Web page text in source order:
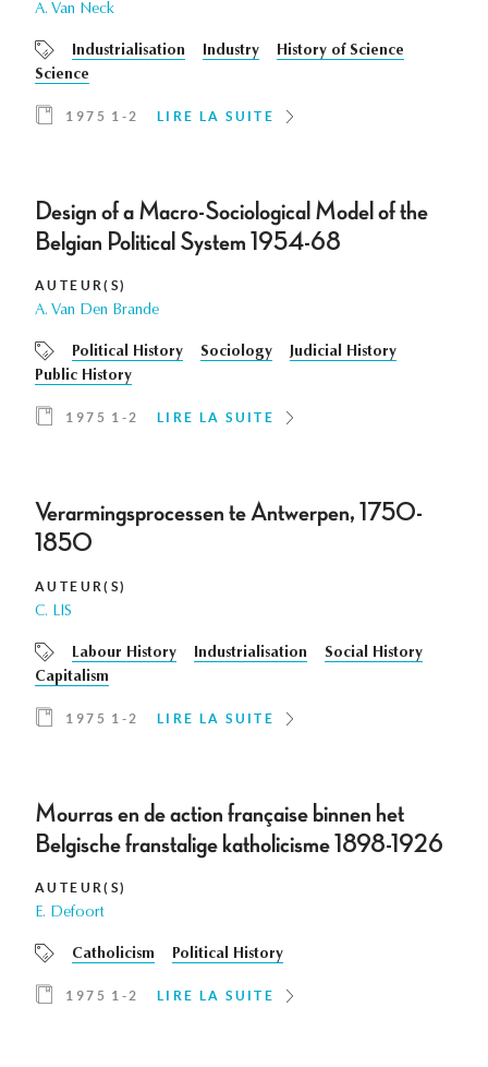
A. Van Neck
Industrialisation Industry
History of Science
Science
1975 1-2 LIRE LA SUITE
Design of a Macro-Sociological Model of the
Belgian Political System 1954-68
AUTEUR(S)
A. Van Den Brande
Political History Sociology
Judicial History
Public History
1975 1-2 LIRE LA SUITE
Verarmingsprocessen te Antwerpen, 1750-
1850
AUTEUR(S)
C. LIS
Labour History Industrialisation
Social History
Capitalism
1975 1-2 LIRE LA SUITE
Mourras en de action française binnen het
Belgische franstalige katholicisme 1898-1926
AUTEUR(S)
E. Defoort
Catholicism Political History
1975 1-2 LIRE LA SUITE